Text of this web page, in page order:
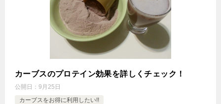
カーブスのプロテイン効果を詳しくチェック！
公開日： 9月25日
カーブスをお得に利用したい!!